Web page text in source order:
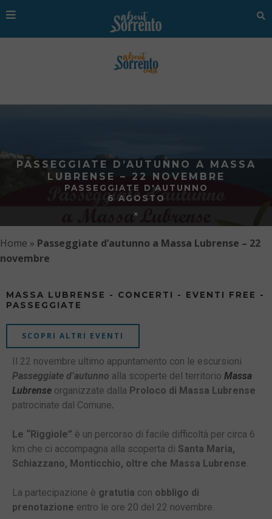
PASSEGGIATE D’AUTUNNO A MASSA
LUBRENSE – 22 NOVEMBRE
PASSEGGIATE D'AUTUNNO
6 AGOSTO
Home » Passeggiate d’autunno a Massa Lubrense – 22
novembre
MASSA LUBRENSE - CONCERTI - EVENTI FREE -
PASSEGGIATE
SCOPRI ALTRI EVENTI
Il 22 novembre ultimo appuntamento con le escursioni
Passeggiate d’autunno alla scoperte del territorio Massa
Lubrense organizzate dalla Proloco di Massa Lubrense
patrocinate dal Comune.
Le “Riggiole” è un percorso di facile difficoltà per circa 6
km che ci accompagna alla scoperta di Santa Maria,
Schiazzano, Monticchio, oltre che Massa Lubrense.
La partecipazione è gratutia con obbligo di
prenotazione entro le ore 20 del 22 novembre.